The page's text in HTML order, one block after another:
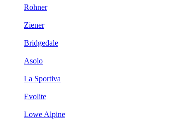
Rohner
Ziener
Bridgedale
Asolo
La Sportiva
Evolite
Lowe Alpine